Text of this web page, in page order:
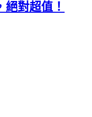
對超值！